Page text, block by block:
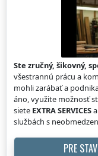
Ste zručný, šikovný,
všestrannú prácu a
mohli zarábať a
áno, využite možnosť
siete EXTRA SERVICES
službách s
PRE